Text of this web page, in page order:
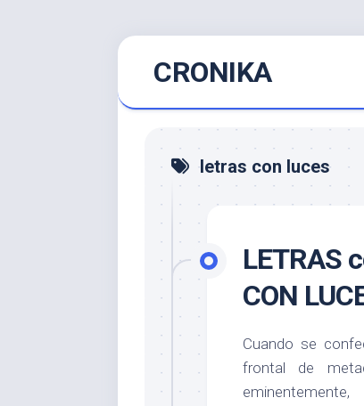
CRONIKA
letras con luces
LETRAS
CON
Cuando se
frontal de